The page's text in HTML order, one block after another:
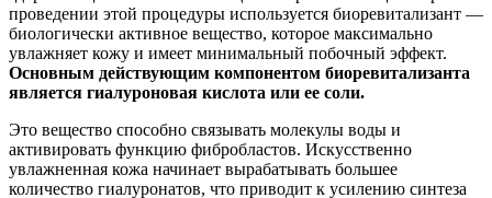
проведении этой процедуры используется биоревитализант —
биологически активное вещество, которое максимально
увлажняет кожу и имеет минимальный побочный эффект.
Основным действующим компонентом биоревитализанта
является гиалуроновая кислота или ее соли.
Это вещество способно связывать молекулы воды и
активировать функцию фибробластов. Искусственно
увлажненная кожа начинает вырабатывать большее
количество гиалуронатов, что приводит к усилению синтеза